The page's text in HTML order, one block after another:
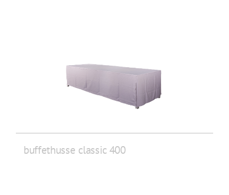
buffethusse classic 400